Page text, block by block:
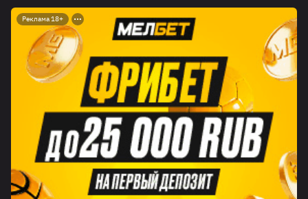
Реклама 18+